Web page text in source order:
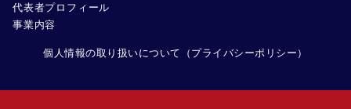
代表者プロフィール
事業内容
個人情報の取り扱いについて（プライバシーポリシー）